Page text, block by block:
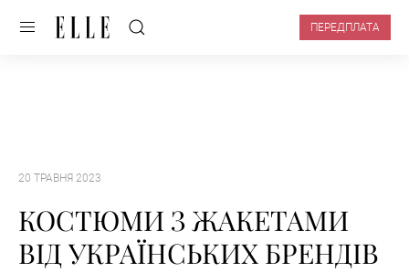
ПЕРЕДПЛАТА
20 ТРАВНЯ 2023
КОСТЮМИ З ЖАКЕТАМИ
ВІД УКРАЇНСЬКИХ БРЕНДІВ